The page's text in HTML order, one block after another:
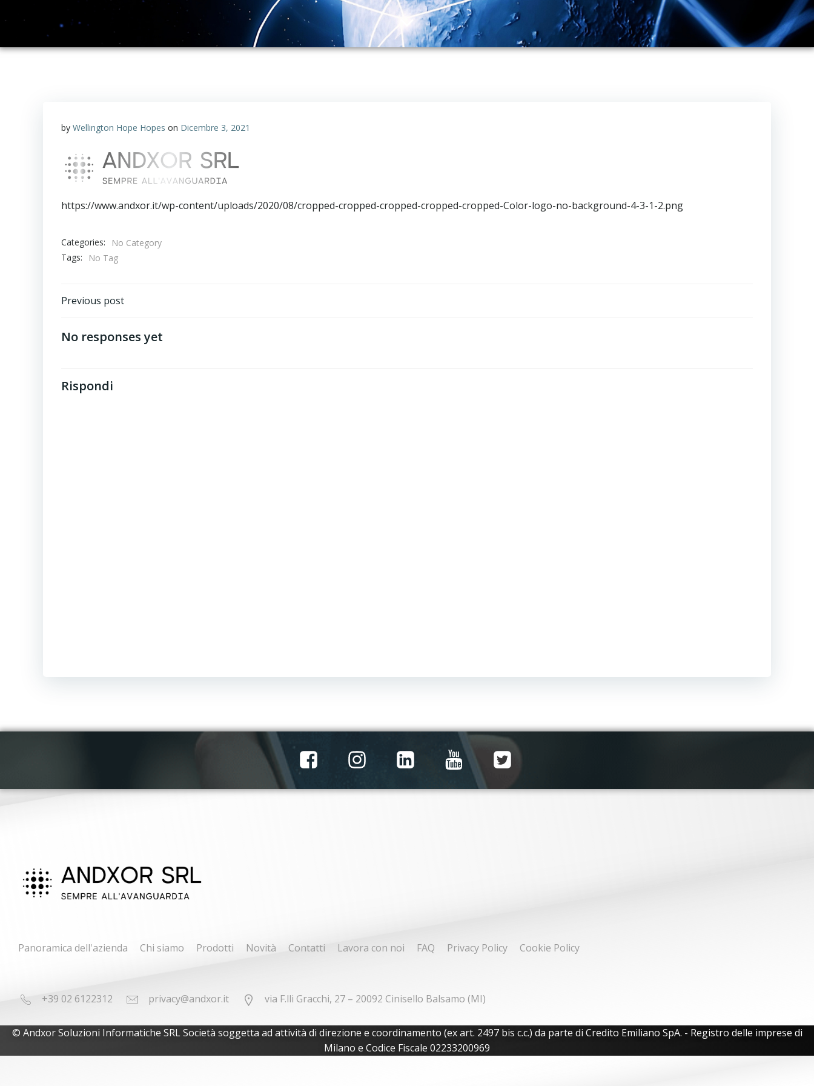
by Wellington Hope Hopes on Dicembre 3, 2021
https://www.andxor.it/wp-content/uploads/2020/08/cropped-cropped-cropped-cropped-cropped-Color-logo-no-background-4-3-1-2.png
Categories:
No Category
Tags:
No Tag
Post
navigation
Previous post
No responses yet
Rispondi
Panoramica dell'azienda Chi siamo Prodotti Novità Contatti Lavora con noi FAQ Privacy Policy Cookie Policy
+39 02 6122312 privacy@andxor.it via F.lli Gracchi, 27 – 20092 Cinisello Balsamo (MI)
© Andxor Soluzioni Informatiche SRL Società soggetta ad attività di direzione e coordinamento (ex art. 2497 bis c.c.) da parte di Credito Emiliano SpA. - Registro delle imprese di
Milano e Codice Fiscale 02233200969